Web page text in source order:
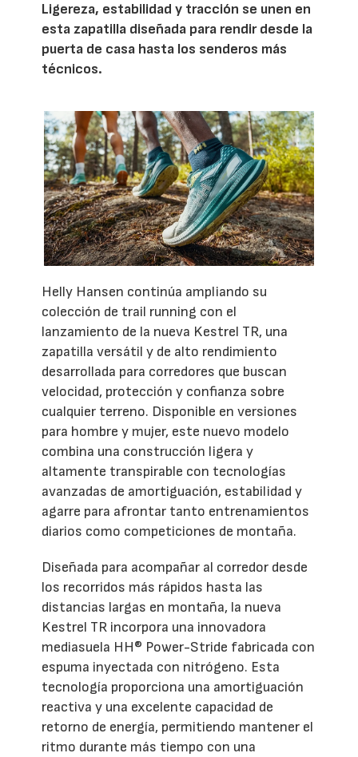
Ligereza, estabilidad y tracción se unen en
esta zapatilla diseñada para rendir desde la
puerta de casa hasta los senderos más
técnicos.
Helly Hansen continúa ampliando su
colección de trail running con el
lanzamiento de la nueva Kestrel TR, una
zapatilla versátil y de alto rendimiento
desarrollada para corredores que buscan
velocidad, protección y confianza sobre
cualquier terreno. Disponible en versiones
para hombre y mujer, este nuevo modelo
combina una construcción ligera y
altamente transpirable con tecnologías
avanzadas de amortiguación, estabilidad y
agarre para afrontar tanto entrenamientos
diarios como competiciones de montaña.
Diseñada para acompañar al corredor desde
los recorridos más rápidos hasta las
distancias largas en montaña, la nueva
Kestrel TR incorpora una innovadora
mediasuela HH® Power-Stride fabricada con
espuma inyectada con nitrógeno. Esta
tecnología proporciona una amortiguación
reactiva y una excelente capacidad de
retorno de energía, permitiendo mantener el
ritmo durante más tiempo con una